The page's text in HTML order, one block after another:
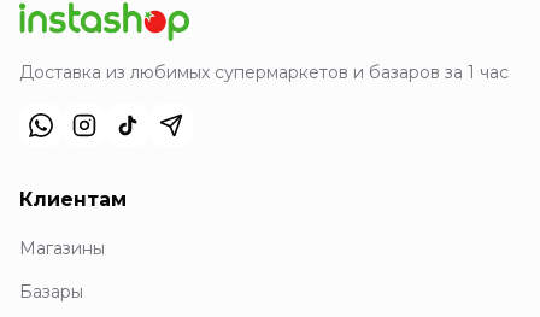
Доставка из любимых супермаркетов и базаров за 1 час
Клиентам
Магазины
Базары